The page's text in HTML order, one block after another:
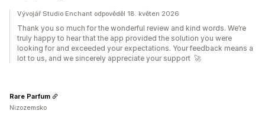
Vývojář Studio Enchant odpověděl 18. květen 2026
Thank you so much for the wonderful review and kind words. We’re
truly happy to hear that the app provided the solution you were
looking for and exceeded your expectations. Your feedback means a
lot to us, and we sincerely appreciate your support 🚀
Rare Parfum
Nizozemsko